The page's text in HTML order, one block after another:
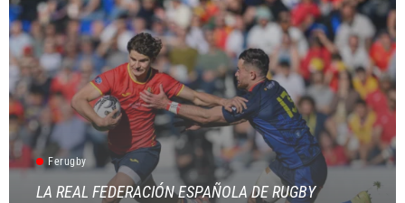
Ferugby
LA REAL FEDERACIÓN ESPAÑOLA DE RUGBY